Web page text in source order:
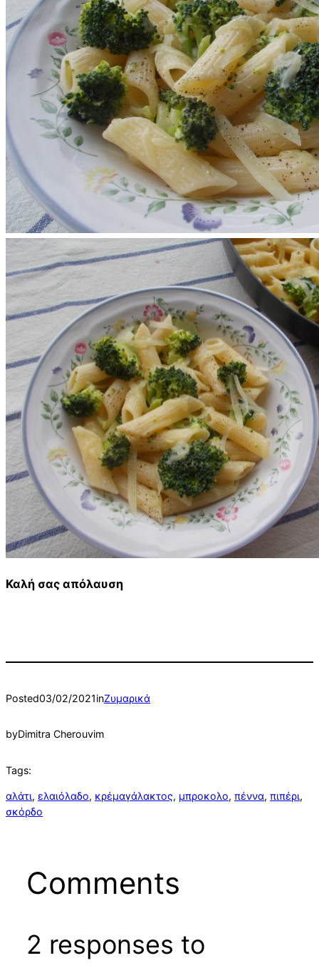
Καλή σας απόλαυση
Posted03/02/2021inΖυμαρικά
byDimitra Cherouvim
Tags:
αλάτι, ελαιόλαδο, κρέμαγάλακτος, μπροκολο, πέννα, πιπέρι
σκόρδο
Comments
2 responses to